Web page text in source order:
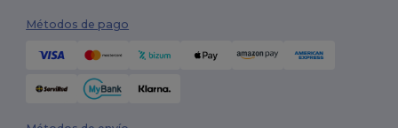
Métodos de pago